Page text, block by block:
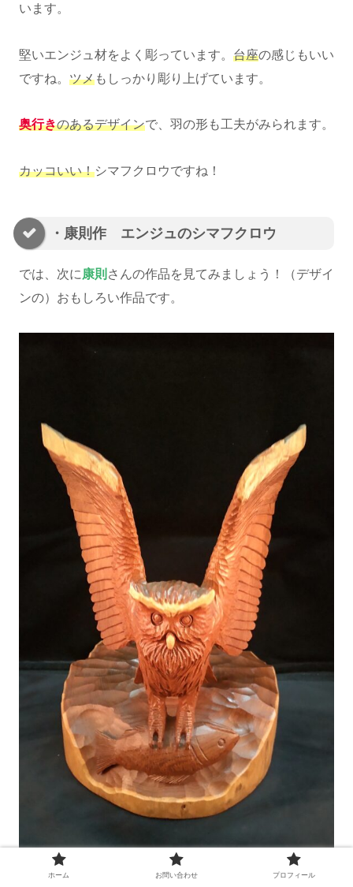
います。
堅いエンジュ材をよく彫っています。 台座の感じもいい
ですね。 ツメもしっかり彫り上げています。
奥行きのあるデザインで、羽の形も工夫がみられます。
カッコいい！シマフクロウですね！
・康則作 エンジュのシマフクロウ
では、次に 康則 さんの作品を見てみましょう！（デザイ
ンの）おもしろい作品です。
ホーム お問い合わせ プロフィール